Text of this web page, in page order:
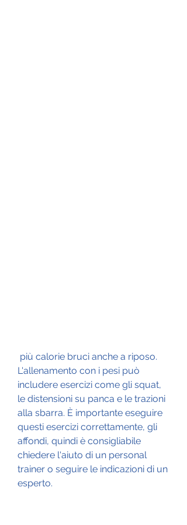
L'allenamento con i pesi può
includere esercizi come gli squat,
le distensioni su panca e le trazioni
alla sbarra. È importante eseguire
questi esercizi correttamente, gli
affondi, quindi è consigliabile
chiedere l'aiuto di un personal
trainer o seguire le indicazioni di un
esperto.